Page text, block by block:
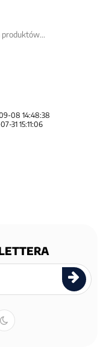
produktów...
08 14:48:38
31 15:11:06